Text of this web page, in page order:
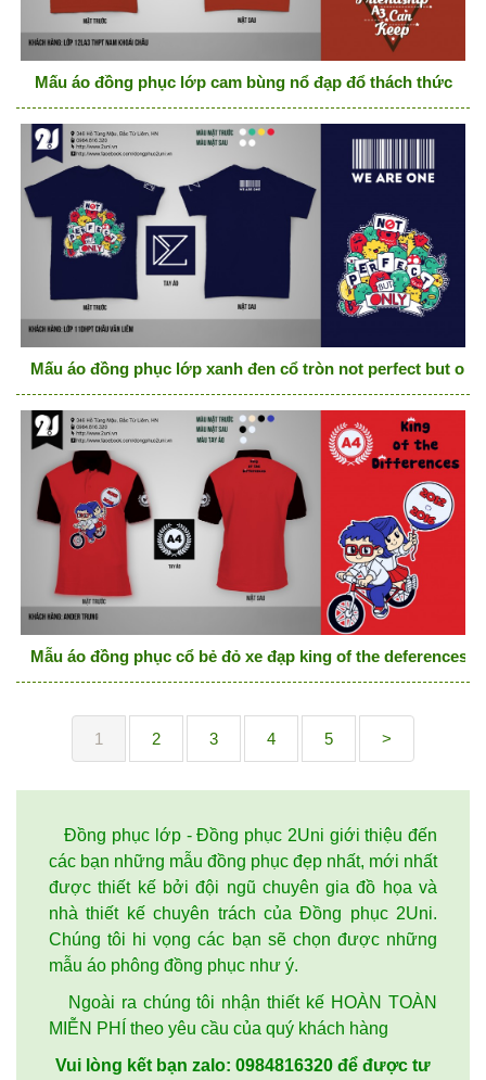
Mấu áo đồng phục lớp cam bùng nổ đạp đổ thách thức
Mấu áo đồng phục lớp xanh đen cổ tròn not perfect but only
Mẫu áo đồng phục cổ bẻ đỏ xe đạp king of the deferences
1 2 3 4 5 >
Đồng phục lớp - Đồng phục 2Uni giới thiệu đến
các bạn những mẫu đồng phục đẹp nhất, mới nhất
được thiết kế bởi đội ngũ chuyên gia đồ họa và
nhà thiết kế chuyên trách của Đồng phục 2Uni.
Chúng tôi hi vọng các bạn sẽ chọn được những
mẫu áo phông đồng phục như ý.
Ngoài ra chúng tôi nhận thiết kế HOÀN TOÀN
MIỄN PHÍ theo yêu cầu của quý khách hàng
Vui lòng kết bạn zalo: 0984816320 để được tư